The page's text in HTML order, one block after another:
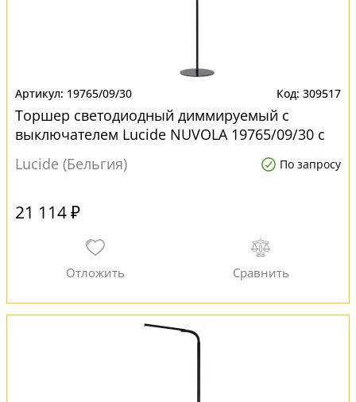
19765/09/30 309517
Торшер светодиодный диммируемый с
выключателем Lucide NUVOLA 19765/09/30 с
LED лампами
Lucide (Бельгия) По запросу
21 114 ₽